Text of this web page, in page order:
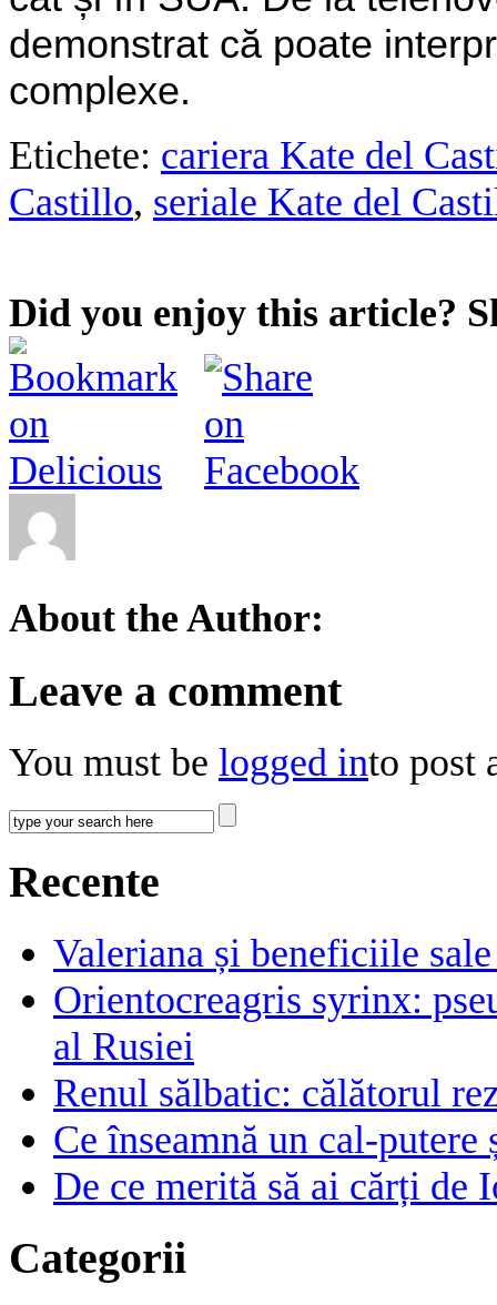
demonstrat că poate
complexe.
Etichete: cariera Kate del
Castillo, seriale Kate del
Did you enjoy this article?
About the Author:
Leave a comment
You must be logged into post
Recente
Valeriana și beneficiile
Orientocreagris syrinx:
al Rusiei
Renul sălbatic: călătorul
Ce înseamnă un cal-putere
De ce merită să ai cărți de
Categorii